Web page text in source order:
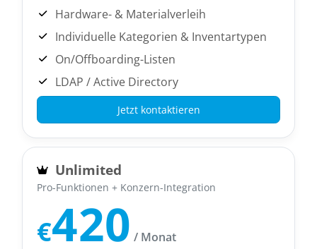
Hardware- & Materialverleih
Individuelle Kategorien & Inventartypen
On/Offboarding-Listen
LDAP / Active Directory
Jetzt kontaktieren
Unlimited
Pro-Funktionen + Konzern-Integration
€420 / Monat